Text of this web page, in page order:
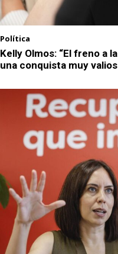
Política
Kelly Olmos: “El freno a
una conquista muy